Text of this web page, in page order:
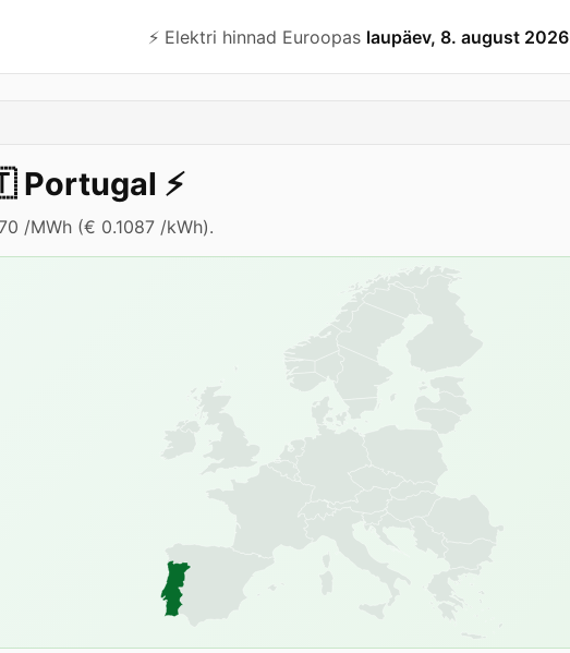
⚡️ Elektri hinnad Euroopas laupäev, 8. august 2026
Portugal ⚡️
/MWh (€ 0.1087 /kWh).